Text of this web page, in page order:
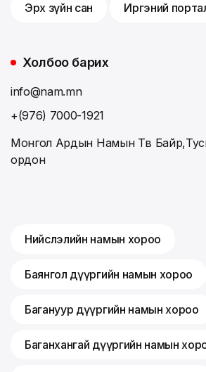
Эрх зүйн сан Иргэний
Холбоо барих
info@nam.mn
+(976) 7000-1921
Монгол Ардын Намын Төв
ордон
Нийслэлийн намын хороо
Баянгол дүүргийн намын хороо
Багануур дүүргийн намын хороо
Баганхангай дүүргийн намын